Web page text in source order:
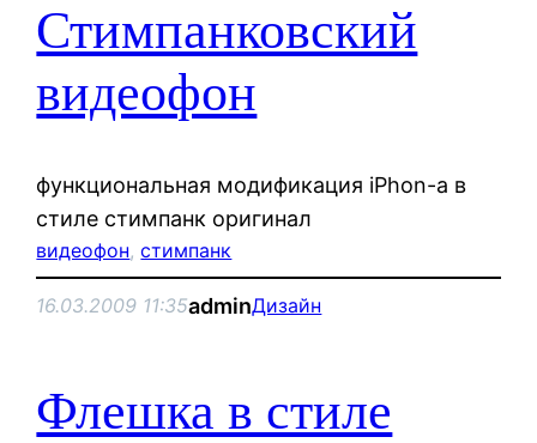
Стимпанковский
видеофон
функциональная модификация iPhon-а в
стиле стимпанк оригинал
видеофон, стимпанк
16.03.2009 11:35adminДизайн
Флешка в стиле